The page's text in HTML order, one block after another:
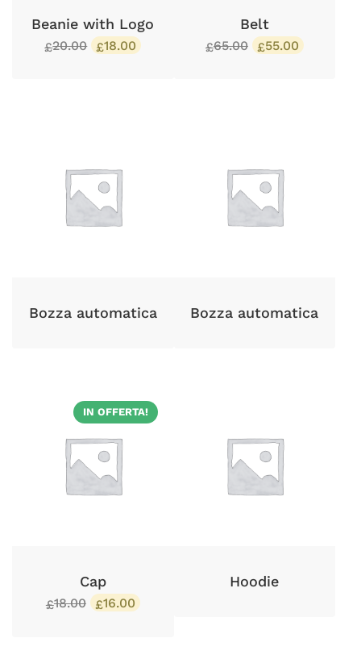
Beanie with Logo
£20.00 £18.00
Belt
£65.00 £55.00
Bozza automatica Bozza automatica
IN OFFERTA!
Cap
£18.00 £16.00
Hoodie